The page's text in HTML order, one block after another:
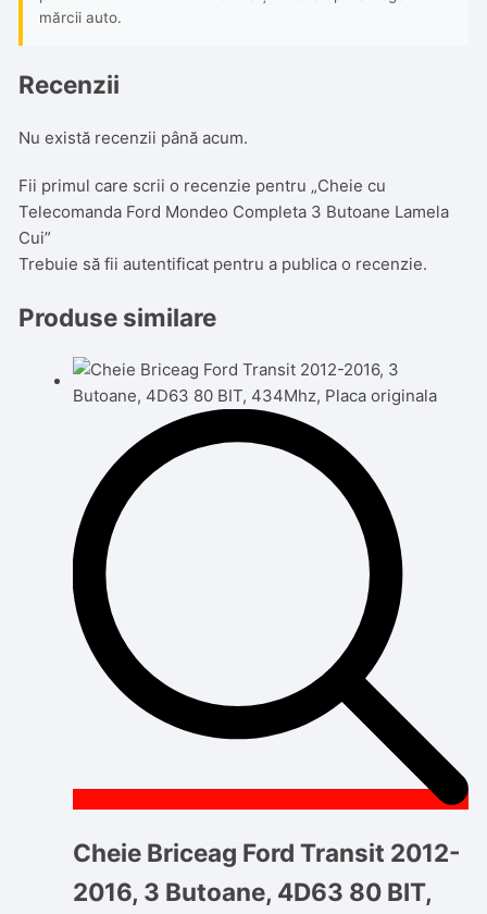
mărcii auto.
Recenzii
Nu există recenzii până acum.
Fii primul care scrii o recenzie pentru „Cheie cu
Telecomanda Ford Mondeo Completa 3 Butoane Lamela
Cui”
Trebuie să fiiautentificat pentru a publica o recenzie.
Produse similare
Cheie Briceag Ford Transit 2012-
2016, 3 Butoane, 4D63 80 BIT,